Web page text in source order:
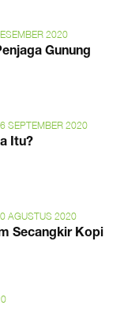
2020
Gunung
SEPTEMBER 2020
Itu?
AGUSTUS 2020
Secangkir Kopi